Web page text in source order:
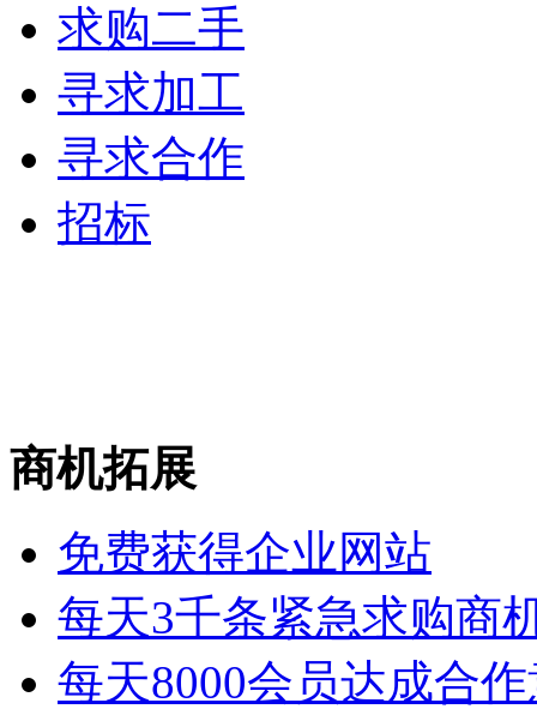
求购二手
寻求加工
寻求合作
招标
商机拓展
免费获得企业网站
每天3千条紧急求购商
每天8000会员达成合